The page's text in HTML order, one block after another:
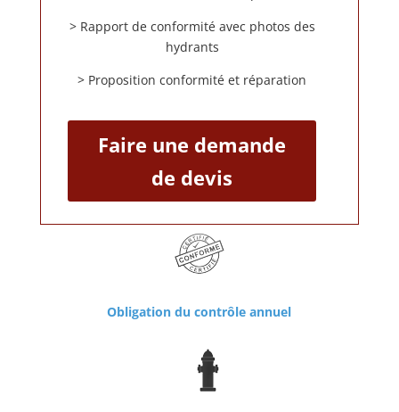
> Rapport de conformité avec photos des
hydrants
> Proposition conformité et réparation
Faire une demande
de devis
Obligation du contrôle annuel